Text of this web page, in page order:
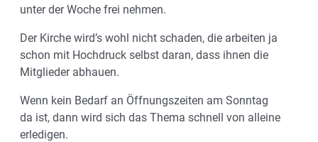
unter der Woche frei nehmen.
Der Kirche wird’s wohl nicht schaden, die arbeiten ja
schon mit Hochdruck selbst daran, dass ihnen die
Mitglieder abhauen.
Wenn kein Bedarf an Öffnungszeiten am Sonntag
da ist, dann wird sich das Thema schnell von alleine
erledigen.